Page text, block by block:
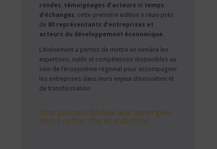
rondes, témoignages d’acteurs et temps
d’échanges, cette première édition a réuni près
de 80 représentants d’entreprises et
acteurs du développement économique.
L’événement a permis de mettre en lumière les
expertises, outils et compétences disponibles au
sein de l’écosystème régional pour accompagner
les entreprises dans leurs enjeux d’innovation et
de transformation.
Une journée dédiée aux synergies
entre recherche et industrie